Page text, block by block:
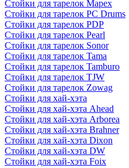
Стойки для тарелок Mapex
Стойки для тарелок PC Drums
Стойки для тарелок PDP
Стойки для тарелок Pearl
Стойки для тарелок Sonor
Стойки для тарелок Tama
Стойки для тарелок Tamburo
Стойки для тарелок TJW
Стойки для тарелок Zowag
Стойки для хай-хэта
Стойки для хай-хэта Ahead
Стойки для хай-хэта Arborea
Стойки для хай-хэта Brahner
Стойки для хай-хэта Dixon
Стойки для хай-хэта DW
Стойки для хай-хэта Foix